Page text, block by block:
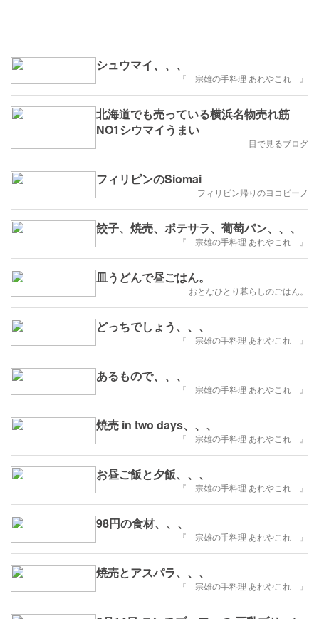
シュウマイ、、、
『 宗雄の手料理 あれやこれ 』
北海道でも売っている横浜名物売れ筋
NO1シウマイうまい
目で見るブログ
フィリピンのSiomai
フィリピン帰りのヨコピーノ
餃子、焼売、ポテサラ、葡萄パン、、、
『 宗雄の手料理 あれやこれ 』
皿うどんで昼ごはん。
おとなひとり暮らしのごはん。
どっちでしょう、、、
『 宗雄の手料理 あれやこれ 』
あるもので、、、
『 宗雄の手料理 あれやこれ 』
焼売 in two days、、、
『 宗雄の手料理 あれやこれ 』
お昼ご飯と夕飯、、、
『 宗雄の手料理 あれやこれ 』
98円の食材、、、
『 宗雄の手料理 あれやこれ 』
焼売とアスパラ、、、
『 宗雄の手料理 あれやこれ 』